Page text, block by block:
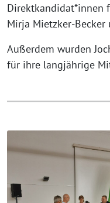
Direktkandidat*innen
Mirja Mietzker-Becker
Außerdem wurden
für ihre langjährige